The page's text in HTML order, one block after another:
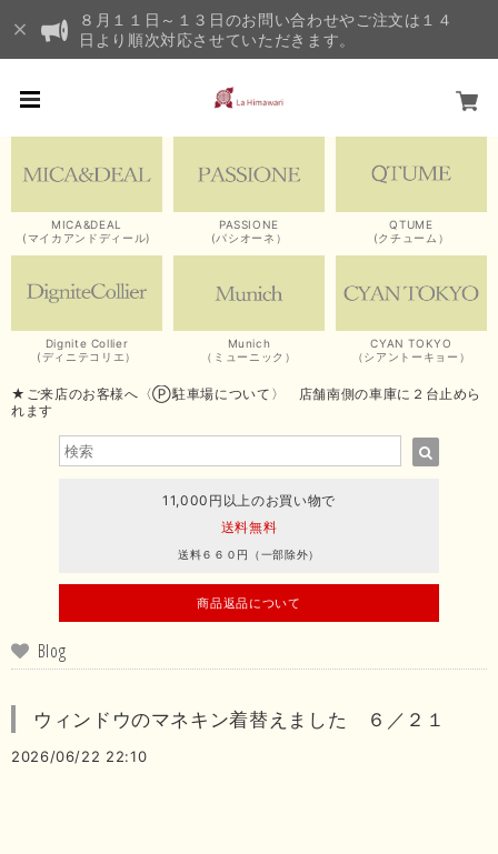
８月１１日～１３日のお問い合わせやご注文は１４
日より順次対応させていただきます。
MICA&DEAL
(マイカアンドディール)
PASSIONE
(パシオーネ）
QTUME
(クチューム）
Dignite Collier
(ディニテコリエ）
Munich
（ミューニック）
CYAN TOKYO
（シアントーキョー）
★ご来店のお客様へ〈Ⓟ駐車場について〉 店舗南側の車庫に２台止めら
れます
11,000円以上のお買い物で
送料無料
送料６６０円（一部除外）
商品返品について
Blog
ウィンドウのマネキン着替えました ６／２１
2026/06/22 22:10